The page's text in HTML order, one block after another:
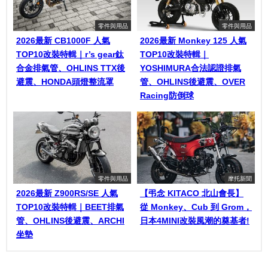
零件與用品
2026最新 CB1000F 人氣
TOP10改裝特輯｜r’s gear鈦
合金排氣管、OHLINS TTX後
避震、HONDA頭燈整流罩
零件與用品
2026最新 Monkey 125 人氣
TOP10改裝特輯｜
YOSHIMURA合法認證排氣
管、OHLINS後避震、OVER
Racing防倒球
零件與用品
2026最新 Z900RS/SE 人氣
TOP10改裝特輯｜BEET排氣
管、OHLINS後避震、ARCHI
坐墊
摩托新聞
【弔念 KITACO 北山會長】
從 Monkey、Cub 到 Grom，
日本4MINI改裝風潮的奠基者!